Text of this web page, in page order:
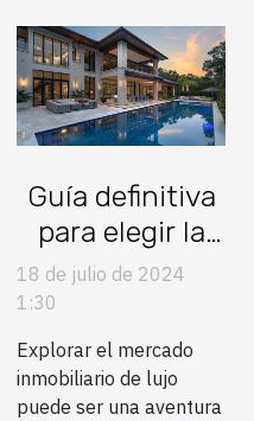
Guía definitiva
para elegir la
mejor
propiedad de
lujo según tu
estilo de vida
18 de julio de 2024
1:30
Explorar el mercado
inmobiliario de lujo
puede ser una aventura